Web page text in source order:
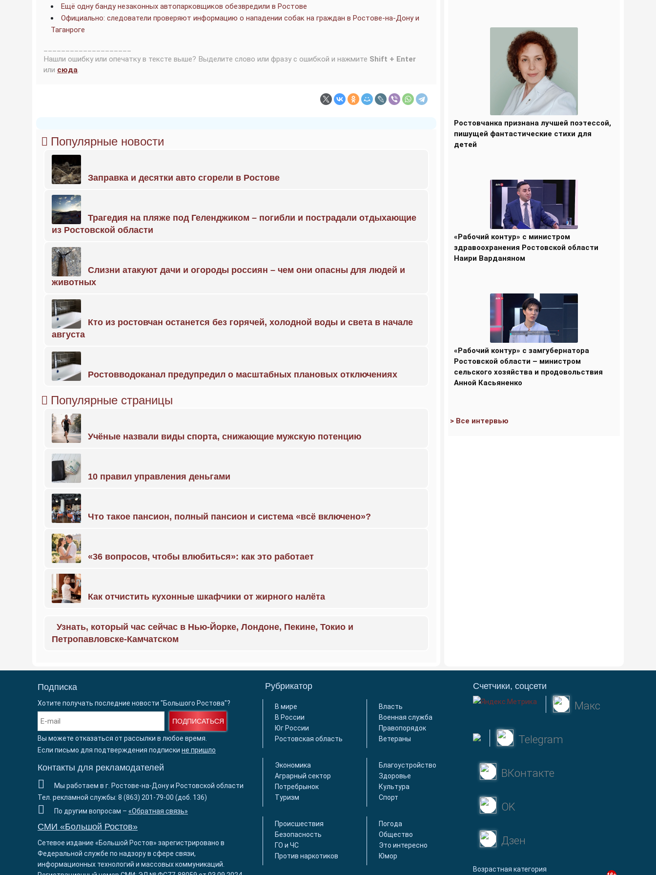
Ещё одну банду незаконных автопарковщиков обезвредили в Ростове
Официально: следователи проверяют информацию о нападении собак на граждан в Ростове-на-Дону и
Таганроге
Нашли ошибку или опечатку в тексте выше? Выделите слово или фразу с ошибкой и нажмите Shift + Enter
или сюда.
Популярные новости
Заправка и десятки авто сгорели в Ростове
Трагедия на пляже под Геленджиком – погибли и пострадали отдыхающие
из Ростовской области
Слизни атакуют дачи и огороды россиян – чем они опасны для людей и
животных
Кто из ростовчан останется без горячей, холодной воды и света в начале
августа
Ростовводоканал предупредил о масштабных плановых отключениях
Популярные страницы
Учёные назвали виды спорта, снижающие мужскую потенцию
10 правил управления деньгами
Что такое пансион, полный пансион и система «всё включено»?
«36 вопросов, чтобы влюбиться»: как это работает
Как отчистить кухонные шкафчики от жирного налёта
Узнать, который час сейчас в Нью-Йорке, Лондоне, Пекине, Токио и
Петропавловске-Камчатском
Ростовчанка признана лучшей поэтессой,
пишущей фантастические стихи для
детей
«Рабочий контур» с министром
здравоохранения Ростовской области
Наири Варданяном
«Рабочий контур» с замгубернатора
Ростовской области – министром
сельского хозяйства и продовольствия
Анной Касьяненко
> Все интервью
Подписка
Хотите получать последние новости "Большого Ростова"?
ПОДПИСАТЬСЯ
Вы можете отказаться от рассылки в любое время.
Если письмо для подтверждения подписки не пришло
Контакты для рекламодателей
Мы работаем в г. Ростове-на-Дону и Ростовской области
Тел. рекламной службы: 8 (863) 201-79-00 (доб. 136)
По другим вопросам – «Обратная связь»
СМИ «Большой Ростов»
Сетевое издание «Большой Ростов» зарегистрировано в
Федеральной службе по надзору в сфере связи,
информационных технологий и массовых коммуникаций.
Рубрикатор
В мире
В России
Юг России
Ростовская область
Власть
Военная служба
Правопорядок
Ветераны
Экономика
Аграрный сектор
Потребрынок
Туризм
Благоустройство
Здоровье
Культура
Спорт
Происшествия
Безопасность
ГО и ЧС
Против наркотиков
Погода
Общество
Это интересно
Юмор
Счетчики, соцсети
Макс
Telegram
ВКонтакте
OK
Дзен
Возрастная категория